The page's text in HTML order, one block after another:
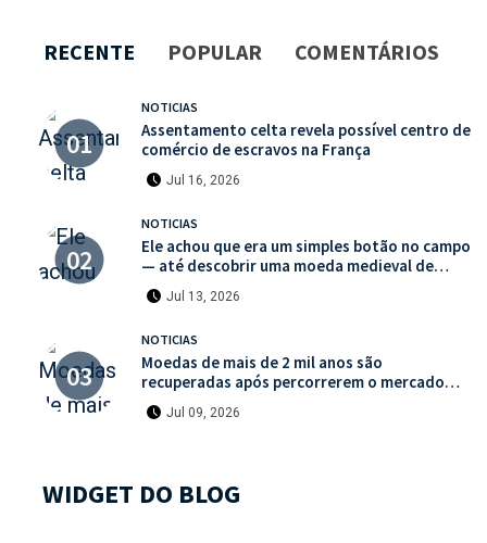
RECENTE POPULAR COMENTÁRIOS
NOTICIAS
Assentamento celta revela possível centro de
comércio de escravos na França
Jul 16, 2026
NOTICIAS
Ele achou que era um simples botão no campo
— até descobrir uma moeda medieval de
valor histórico incalculável
Jul 13, 2026
NOTICIAS
Moedas de mais de 2 mil anos são
recuperadas após percorrerem o mercado
ilegal de antiguidades
Jul 09, 2026
WIDGET DO BLOG